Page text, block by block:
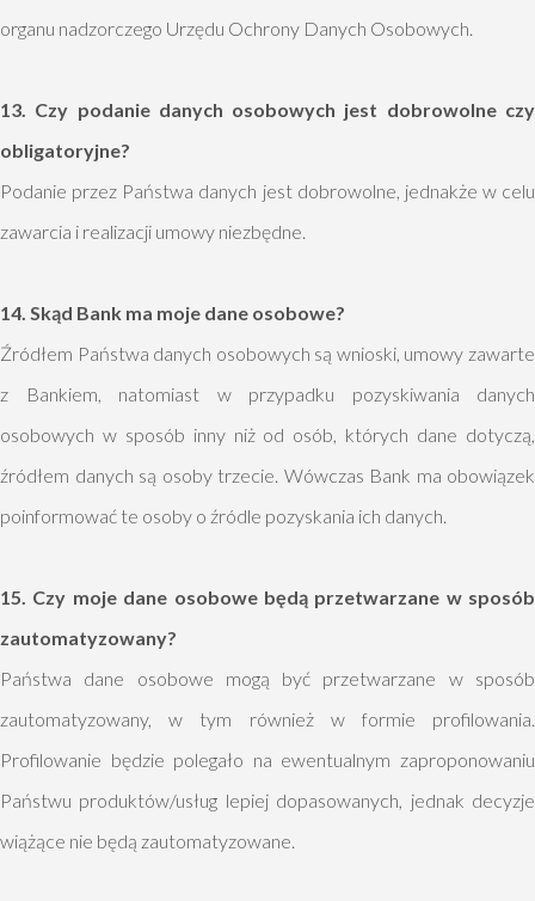
organu nadzorczego Urzędu Ochrony Danych Osobowych.
13. Czy podanie danych osobowych jest dobrowolne czy
obligatoryjne?
Podanie przez Państwa danych jest dobrowolne, jednakże w celu
zawarcia i realizacji umowy niezbędne.
14. Skąd Bank ma moje dane osobowe?
Źródłem Państwa danych osobowych są wnioski, umowy zawarte
z Bankiem, natomiast w przypadku pozyskiwania danych
osobowych w sposób inny niż od osób, których dane dotyczą,
źródłem danych są osoby trzecie. Wówczas Bank ma obowiązek
poinformować te osoby o źródle pozyskania ich danych.
15. Czy moje dane osobowe będą przetwarzane w sposób
zautomatyzowany?
Państwa dane osobowe mogą być przetwarzane w sposób
zautomatyzowany, w tym również w formie profilowania.
Profilowanie będzie polegało na ewentualnym zaproponowaniu
Państwu produktów/usług lepiej dopasowanych, jednak decyzje
wiążące nie będą zautomatyzowane.